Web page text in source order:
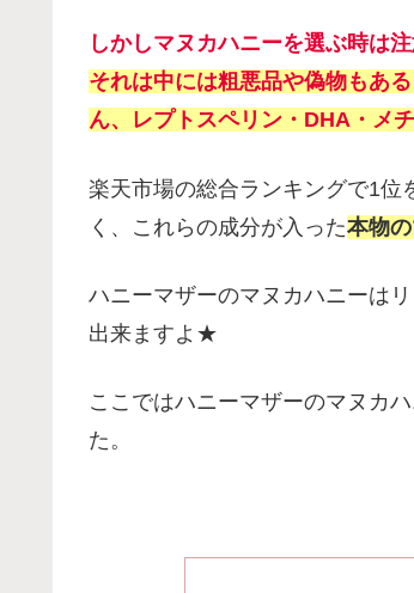
しかしマヌカハニーを選ぶ時は
それは中には粗悪品や偽物もあ
ん、レプトスペリン・DHA・メ
楽天市場の総合ランキングで1位
く、これらの成分が入った本物の
ハニーマザーのマヌカハニーは
出来ますよ★
ここではハニーマザーのマヌカ
た。